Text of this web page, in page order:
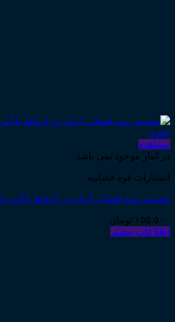
مشاهده
در انبار موجود نمی باشد
انتشارات قوه قضاییه
پیشینه رویه قضایی ایران در ارتباط با آیین
۱۵۵,۵۰۰ تومان
اطلاعات بیشتر